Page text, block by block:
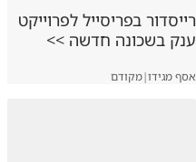
רייסדור בפריסייל לפרוייקט
ענק בשכונה חדשה >>
אסף מגידו|מקודם